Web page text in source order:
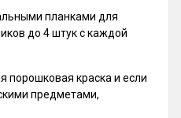
планками для
до 4 штук с каждой
порошковая краска и если
предметами,